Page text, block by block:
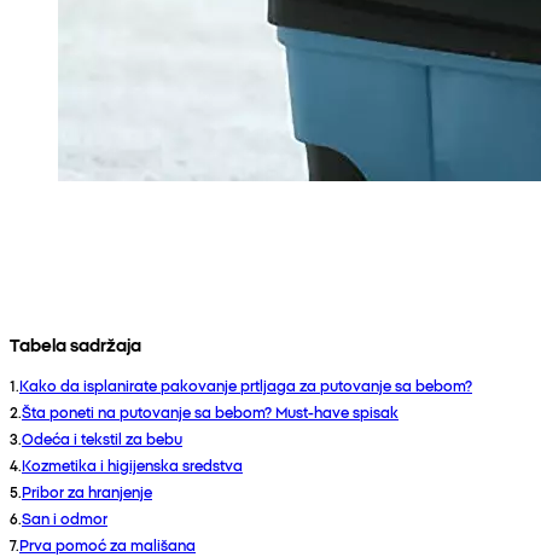
Tabela sadržaja
1.Kako da isplanirate pakovanje prtljaga za putovanje sa bebom?
2.Šta poneti na putovanje sa bebom? Must-have spisak
3.Odeća i tekstil za bebu
4.Kozmetika i higijenska sredstva
5.Pribor za hranjenje
6.San i odmor
7.Prva pomoć za mališana